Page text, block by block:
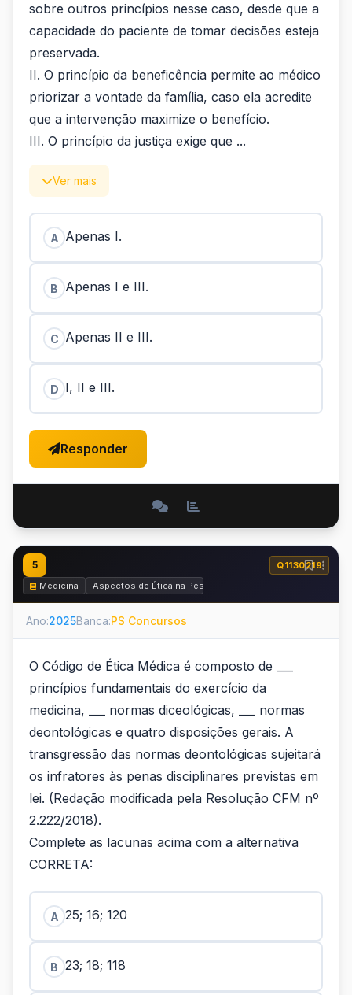
sobre outros princípios nesse caso, desde que a
capacidade do paciente de tomar decisões esteja
preservada.
II. O princípio da beneficência permite ao médico
priorizar a vontade da família, caso ela acredite
que a intervenção maximize o benefício.
III. O princípio da justiça exige que ...
Ver mais
A Apenas I.
B Apenas I e III.
C Apenas II e III.
D I, II e III.
Responder
5
Q1130219
Medicina
Aspectos de Ética na Pesquisa, Ética Médica e Perícia
Ano:2025Banca:PS Concursos
O Código de Ética Médica é composto de ___
princípios fundamentais do exercício da
medicina, ___ normas diceológicas, ___ normas
deontológicas e quatro disposições gerais. A
transgressão das normas deontológicas sujeitará
os infratores às penas disciplinares previstas em
lei. (Redação modificada pela Resolução CFM nº
2.222/2018).
Complete as lacunas acima com a alternativa
CORRETA:
A 25; 16; 120
B 23; 18; 118